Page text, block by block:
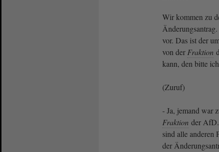
Wir kommen zu
vor. Das ist der
von der Fraktion
kann, den bitte
(Zuruf)
- Ja, jemand war
Fraktion der
sind alle anderen
der